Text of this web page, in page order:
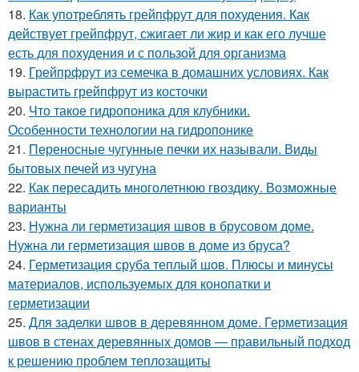
18. Как употреблять грейпфрут для похудения. Как
действует грейпфрут, сжигает ли жир и как его лучше
есть для похудения и с пользой для организма
19. Грейпрфрут из семечка в домашних условиях. Как
вырастить грейпфрут из косточки
20. Что такое гидропоника для клубники.
Особенности технологии на гидропонике
21. Переносные чугунные печки их называли. Виды
бытовых печей из чугуна
22. Как пересадить многолетнюю гвоздику. Возможные
варианты
23. Нужна ли герметизация швов в брусовом доме.
Нужна ли герметизация швов в доме из бруса?
24. Герметизация сруба теплый шов. Плюсы и минусы
материалов, используемых для конопатки и
герметизации
25. Для заделки швов в деревянном доме. Герметизация
швов в стенах деревянных домов — правильный подход
к решению проблем теплозащиты